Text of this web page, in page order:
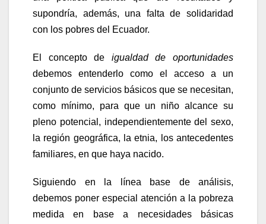
supondría, además, una falta de solidaridad
con los pobres del Ecuador.
El concepto de igualdad de oportunidades
debemos entenderlo como el acceso a un
conjunto de servicios básicos que se necesitan,
como mínimo, para que un niño alcance su
pleno potencial, independientemente del sexo,
la región geográfica, la etnia, los antecedentes
familiares, en que haya nacido.
Siguiendo en la línea base de análisis,
debemos poner especial atención a la pobreza
medida en base a necesidades básicas